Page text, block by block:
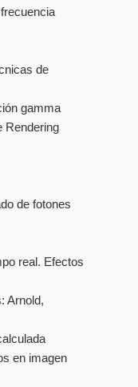
de
gamma
Rendering
de fotones
real. Efectos
Arnold,
en imagen